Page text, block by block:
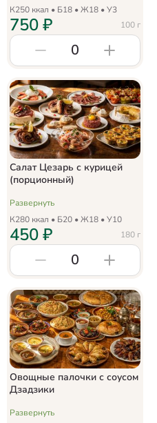
К250 ккал • Б18 • Ж18 • У3
100 г
750₽
0
Салат Цезарь с курицей
(порционный)
Развернуть
К280 ккал • Б20 • Ж18 • У10
180 г
450₽
0
Овощные палочки с соусом
Дзадзики
Развернуть